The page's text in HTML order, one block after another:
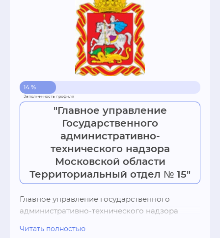
14 %
"Главное управление
Государственного
административно-
технического надзора
Московской области
Территориальный отдел № 15"
Главное управление государственного
административно-технического надзора
Читать полностью